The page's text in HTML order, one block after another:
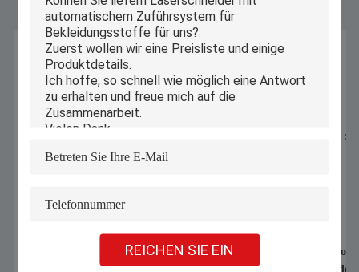
REICHEN SIE EIN
1070nm 1000W 1500W Handheld
Laser Schweißmaschine zum
Automatischer
Industrie-Schneider